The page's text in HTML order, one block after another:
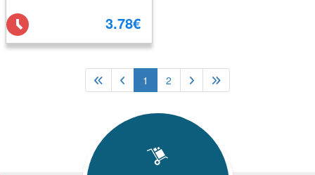
3.78€
1 2